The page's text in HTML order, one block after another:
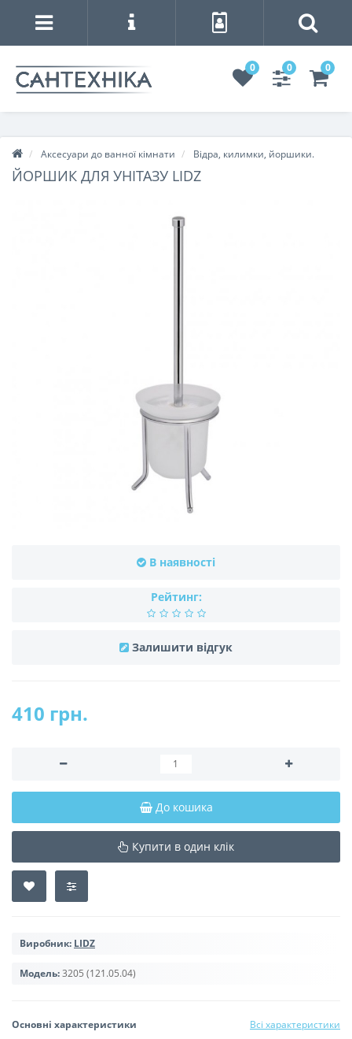
0 0 0
Аксесуари до ванної кімнати Відра, килимки, йоршики.
ЙОРШИК ДЛЯ УНІТАЗУ LIDZ
В наявності
Рейтинг:
Залишити відгук
410 грн.
До кошика
Купити в один клік
Виробник: LIDZ
Модель:3205 (121.05.04)
Основні характеристики Всі характеристики